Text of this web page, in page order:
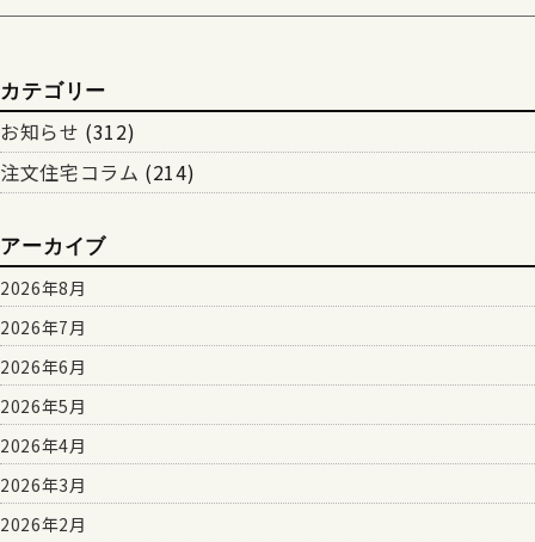
カテゴリー
お知らせ (312)
注文住宅コラム (214)
アーカイブ
2026年8月
2026年7月
2026年6月
2026年5月
2026年4月
2026年3月
2026年2月